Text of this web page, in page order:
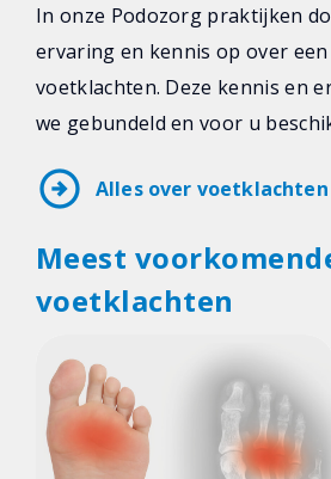
In onze Podozorg praktijken
ervaring en kennis op over
voetklachten. Deze kennis en
we gebundeld en voor u
arrow_circle_right Alles over voetklachten
Meest
voetklachten